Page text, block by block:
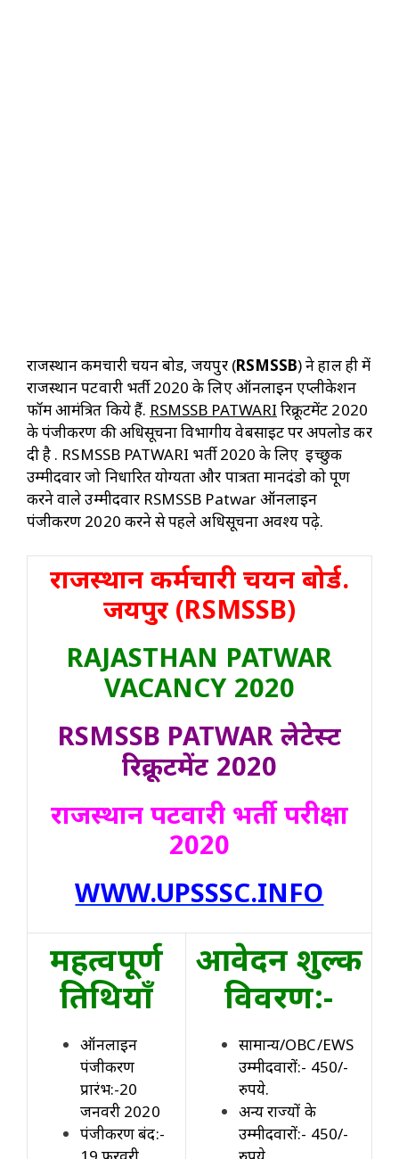
राजस्थान कर्मचारी चयन बोर्ड, जयपुर (RSMSSB) ने हाल ही में
राजस्थान पटवारी भर्ती 2020 के लिए ऑनलाइन एप्लीकेशन
फॉर्म आमंत्रित किये हैं. RSMSSB PATWARI रिक्रूटमेंट 2020
के पंजीकरण की अधिसूचना विभागीय वेबसाइट पर अपलोड कर
दी है . RSMSSB PATWARI भर्ती 2020 के लिए इच्छुक
उम्मीदवार जो निर्धारित योग्यता और पात्रता मानदंडो को पूर्ण
करने वाले उम्मीदवार RSMSSB Patwar ऑनलाइन
पंजीकरण 2020 करने से पहले अधिसूचना अवश्य पढ़े.
राजस्थान कर्मचारी चयन बोर्ड.
जयपुर (RSMSSB)
RAJASTHAN PATWAR
VACANCY 2020
RSMSSB PATWAR लेटेस्ट
रिक्रूटमेंट 2020
राजस्थान पटवारी भर्ती परीक्षा
2020
WWW.UPSSSC.INFO
महत्वपूर्ण
तिथियाँ
ऑनलाइन
पंजीकरण
प्रारंभ:-20
जनवरी 2020
पंजीकरण बंद:-
आवेदन शुल्क
विवरण:-
सामान्य/OBC/EWS
उम्मीदवारों:- 450/-
रुपये.
अन्य राज्यों के
उम्मीदवारों:- 450/-